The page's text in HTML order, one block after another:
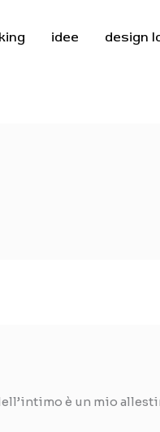
idee design
è un mio